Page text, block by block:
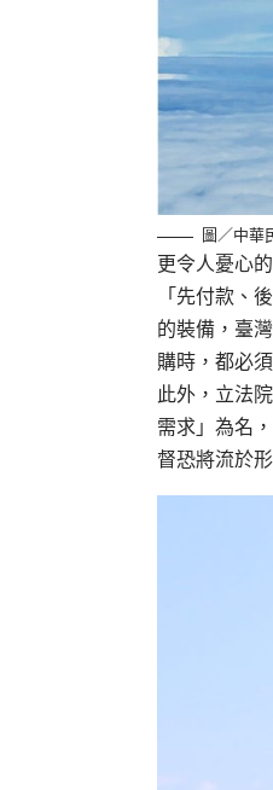
圖／中華
更令人憂心
「先付款、
的裝備，臺
購時，都必
此外，立法
需求」為名
督恐將流於